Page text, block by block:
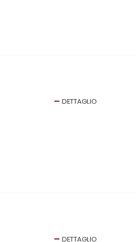
DETTAGLIO
DETTAGLIO